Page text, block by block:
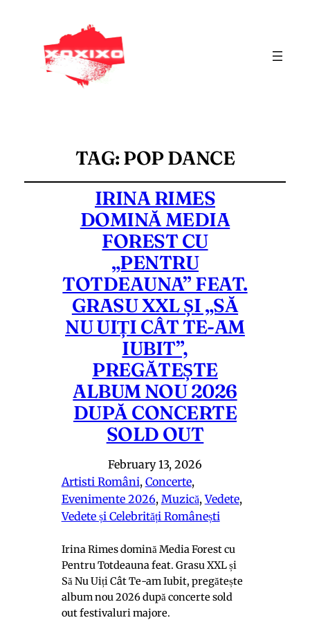
TAG: POP DANCE
IRINA RIMES
DOMINĂ MEDIA
FOREST CU
„PENTRU
TOTDEAUNA” FEAT.
GRASU XXL ȘI „SĂ
NU UIȚI CÂT TE-AM
IUBIT”,
PREGĂTEȘTE
ALBUM NOU 2026
DUPĂ CONCERTE
SOLD OUT
February 13, 2026
Artisti Români, Concerte ,
Evenimente 2026, Muzică, Vedete ,
Vedete și Celebrități Românești
Irina Rimes domină Media Forest cu
Pentru Totdeauna feat. Grasu XXL și
Să Nu Uiți Cât Te-am Iubit, pregătește
album nou 2026 după concerte sold
out festivaluri majore.